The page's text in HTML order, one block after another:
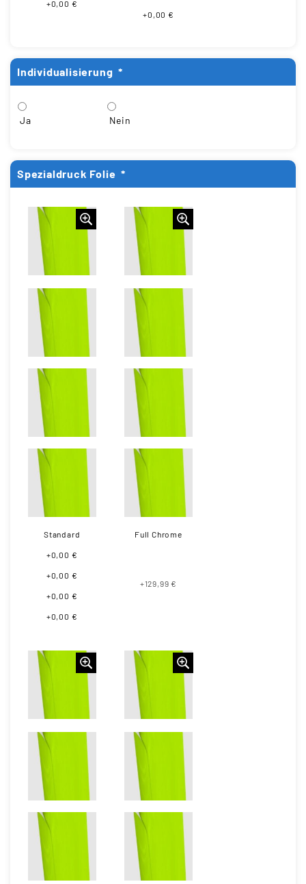
+0,00 €
+0,00 €
Individualisierung *
Ja Nein
Spezialdruck Folie *
Standard
+0,00 €
+0,00 €
+0,00 €
+0,00 €
Full Chrome
+129,99 €